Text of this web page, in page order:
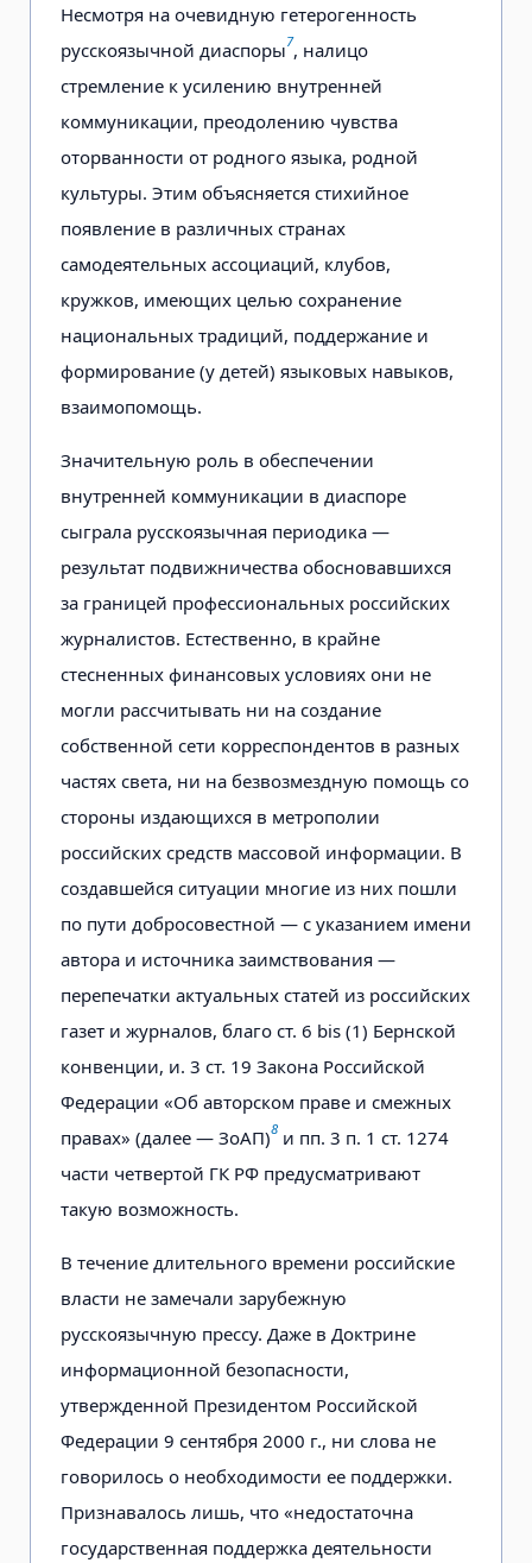
Несмотря на очевидную гетерогенность
русскоязычной диаспоры7, налицо
стремление к усилению внутренней
коммуникации, преодолению чувства
оторванности от родного языка, родной
культуры. Этим объясняется стихийное
появление в различных странах
самодеятельных ассоциаций, клубов,
кружков, имеющих целью сохранение
национальных традиций, поддержание и
формирование (у детей) языковых навыков,
взаимопомощь.
Значительную роль в обеспечении
внутренней коммуникации в диаспоре
сыграла русскоязычная периодика —
результат подвижничества обосновавшихся
за границей профессиональных российских
журналистов. Естественно, в крайне
стесненных финансовых условиях они не
могли рассчитывать ни на создание
собственной сети корреспондентов в разных
частях света, ни на безвозмездную помощь со
стороны издающихся в метрополии
российских средств массовой информации. В
создавшейся ситуации многие из них пошли
по пути добросовестной — с указанием имени
автора и источника заимствования —
перепечатки актуальных статей из российских
газет и журналов, благо ст. 6 bis (1) Бернской
конвенции, и. 3 ст. 19 Закона Российской
Федерации «Об авторском праве и смежных
правах» (далее — ЗоАП)8 и пп. 3 п. 1 ст. 1274
части четвертой ГК РФ предусматривают
такую возможность.
В течение длительного времени российские
власти не замечали зарубежную
русскоязычную прессу. Даже в Доктрине
информационной безопасности,
утвержденной Президентом Российской
Федерации 9 сентября 2000 г., ни слова не
говорилось о необходимости ее поддержки.
Признавалось лишь, что «недостаточна
государственная поддержка деятельности